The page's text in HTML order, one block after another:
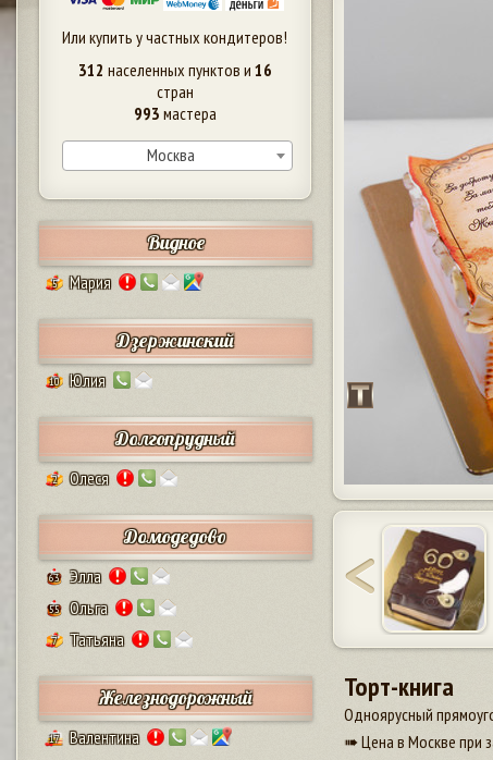
Или купить у частных кондитеров!
312 населенных пунктов и 16
стран
993 мастера
Москва
Видное
5 Мария
Дзержинский
10 Юлия
Долгопрудный
2 Олеся
Домодедово
63 Элла
55 Ольга
7 Татьяна
Железнодорожный
17 Валентина
Торт-книга
Одноярусный
➠ Цена в Москве при